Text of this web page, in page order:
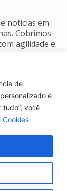
de
e
tudo”, você
Cookies
notícias em
Cobrimos
agilidade e